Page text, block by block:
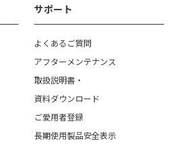
サポート
よくあるご質問
アフターメンテナンス
取扱説明書・
資料ダウンロード
ご愛用者登録
長期使用製品安全表示